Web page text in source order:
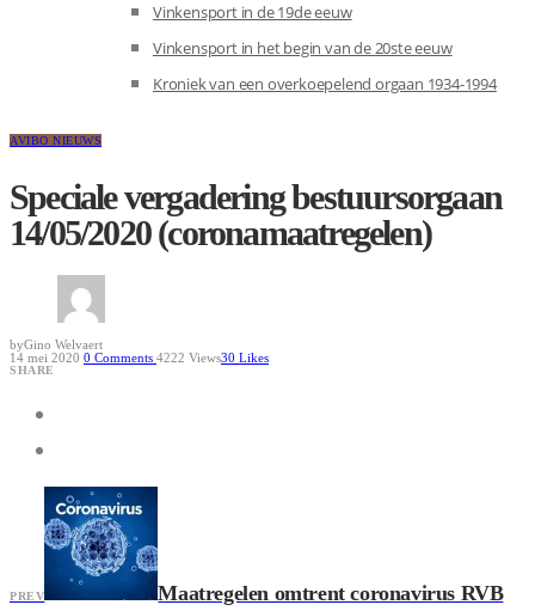
Vinkensport in de 19de eeuw
Vinkensport in het begin van de 20ste eeuw
Kroniek van een overkoepelend orgaan 1934-1994
AVIBO NIEUWS
Speciale vergadering bestuursorgaan
14/05/2020 (coronamaatregelen)
byGino Welvaert
14 mei 2020 0 Comments 4222 Views30 Likes
SHARE
PREV Maatregelen omtrent coronavirus RVB